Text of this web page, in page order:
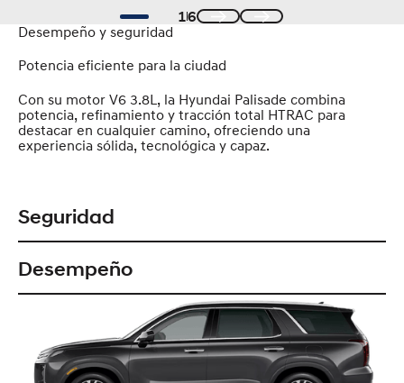
16
Desempeño y seguridad
Potencia eficiente para la ciudad
Con su motor V6 3.8L, la Hyundai Palisade combina
potencia, refinamiento y tracción total HTRAC para
destacar en cualquier camino, ofreciendo una
experiencia sólida, tecnológica y capaz.
Seguridad
Desempeño